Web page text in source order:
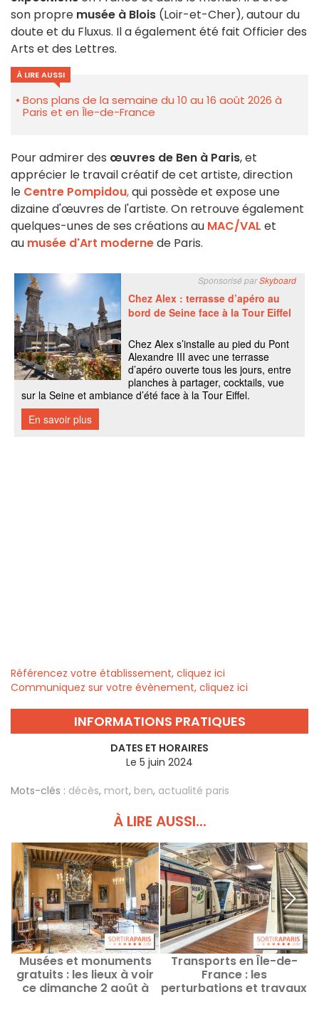
son propre musée à Blois (Loir-et-Cher), autour du
doute et du Fluxus. Il a également été fait Officier des
Arts et des Lettres.
À LIRE AUSSI
Bons plans de la semaine du 10 au 16 août 2026 à
Paris et en Île-de-France
Pour admirer des œuvres de Ben à Paris, et
apprécier le travail créatif de cet artiste, direction
le Centre Pompidou,qui possède et expose une
dizaine d'œuvres de l'artiste. On retrouve également
quelques-unes de ses créations au MAC/VAL et
au musée d'Art modernede Paris.
Référencez votre établissement, cliquez ici
Communiquez sur votre évènement, cliquez ici
INFORMATIONS PRATIQUES
DATES ET HORAIRES
Le 5 juin 2024
Mots-clés : décès, mort, ben, actualité paris
À LIRE AUSSI...
Musées et monuments
gratuits : les lieux à voir
ce dimanche 2 août à
Transports en Île-de-
France : les
perturbations et travaux